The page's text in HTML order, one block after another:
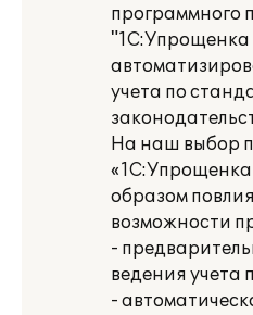
программного
"1С:Упрощенка
учета по
На наш выбор
«1С:Упрощенка
образом
возможности
-
ведения учета
-